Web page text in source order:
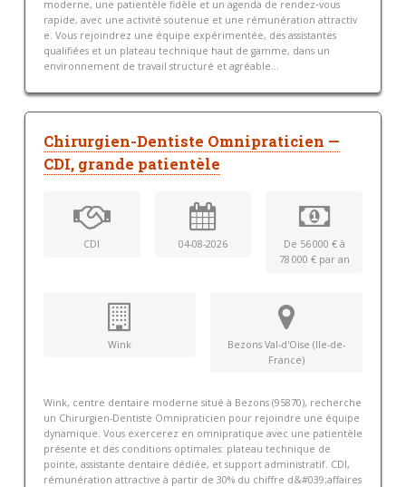
moderne, une patientèle fidèle et un agenda de rendez‑vous
rapide, avec une activité soutenue et une rémunération attractiv
e. Vous rejoindrez une équipe expérimentée, des assistantes
qualifiées et un plateau technique haut de gamme, dans un
environnement de travail structuré et agréable...
Chirurgien-Dentiste Omnipraticien —
CDI, grande patientèle
CDI 04-08-2026
De 56 000 € à
78 000 € par an
Wink
Bezons Val-d'Oise (Ile-de-
France)
Wink, centre dentaire moderne situé à Bezons (95870), recherche
un Chirurgien-Dentiste Omnipraticien pour rejoindre une équipe
dynamique. Vous exercerez en omnipratique avec une patientèle
présente et des conditions optimales: plateau technique de
pointe, assistante dentaire dédiée, et support administratif. CDI,
rémunération attractive à partir de 30% du chiffre d&#039;affaires